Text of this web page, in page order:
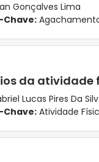
Gonçalves Lima
Chave:
da
Lucas Pires Da
Chave: Atividade